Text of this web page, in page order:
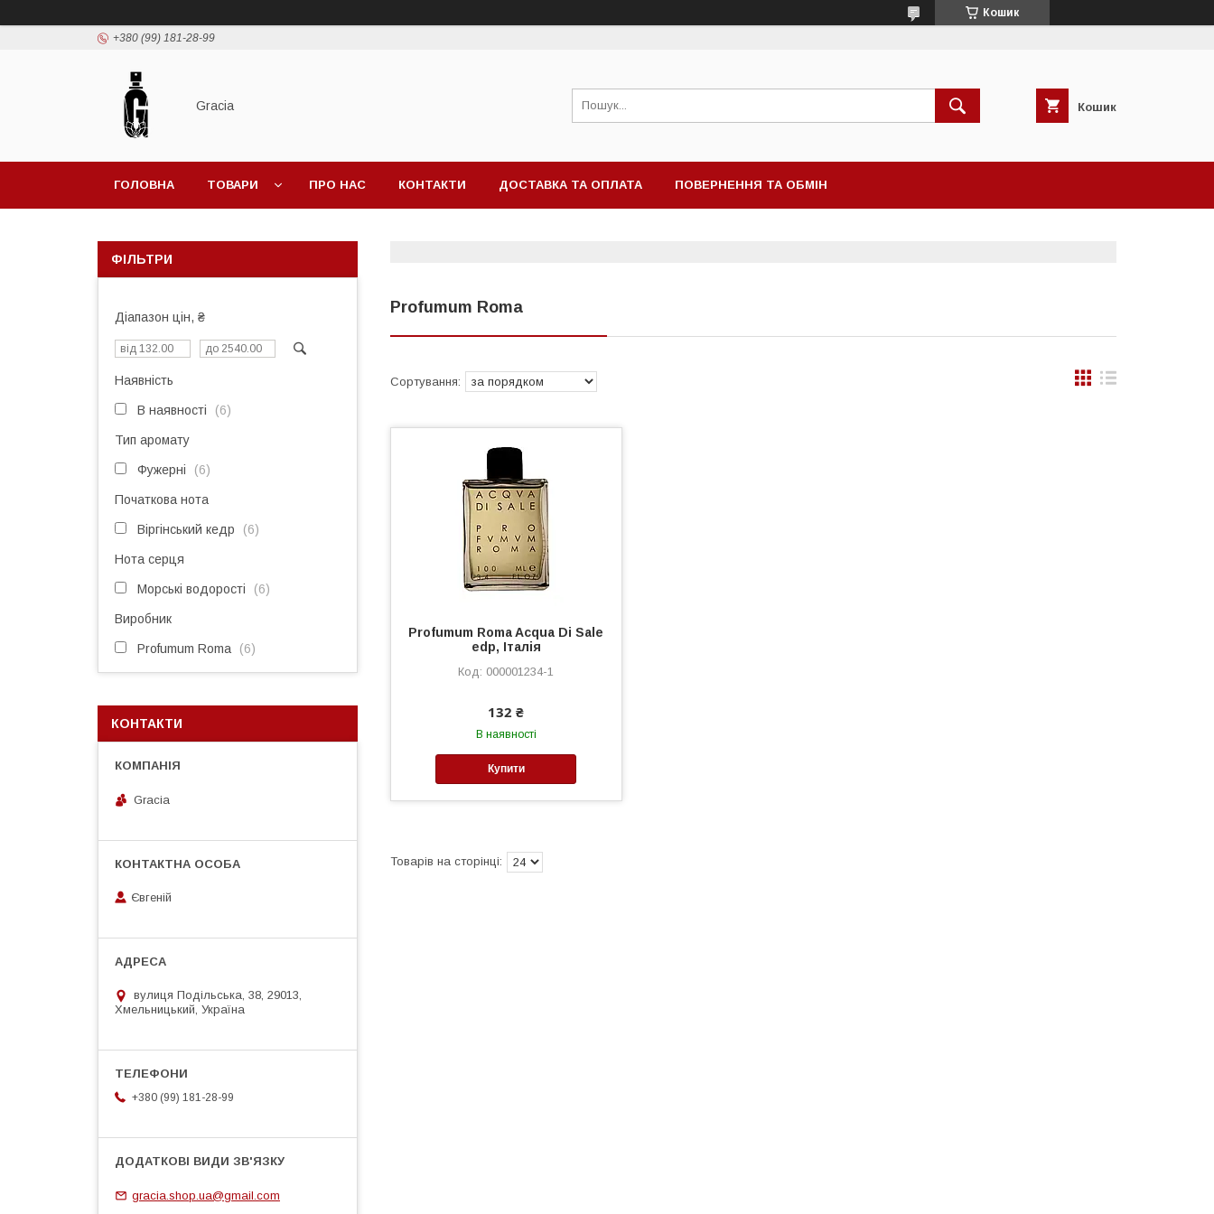
Кошик
+380 (99) 181-28-99
Gracia Кошик
ГОЛОВНА ТОВАРИ ПРО НАС КОНТАКТИ ДОСТАВКА ТА ОПЛАТА ПОВЕРНЕННЯ ТА ОБМІН
Profumum Roma
Profumum Roma Acqua Di Sale
edp, Італія
000001234-1
132 ₴
В наявності
Купити
ФІЛЬТРИ
Діапазон цін, ₴
Наявність
В наявності 6
Тип аромату
Фужерні 6
Початкова нота
Віргінський кедр 6
Нота серця
Морські водорості 6
Виробник
Profumum Roma 6
КОНТАКТИ
Gracia
Євгеній
вулиця Подільська, 38, 29013,
Хмельницький, Україна
+380 (99) 181-28-99
gracia.shop.ua@gmail.com